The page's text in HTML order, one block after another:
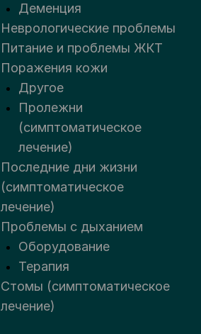
Деменция
Неврологические проблемы
Питание и проблемы ЖКТ
Поражения кожи
Другое
Пролежни
(симптоматическое
лечение)
Последние дни жизни
(симптоматическое
лечение)
Проблемы с дыханием
Оборудование
Терапия
Стомы (симптоматическое
лечение)